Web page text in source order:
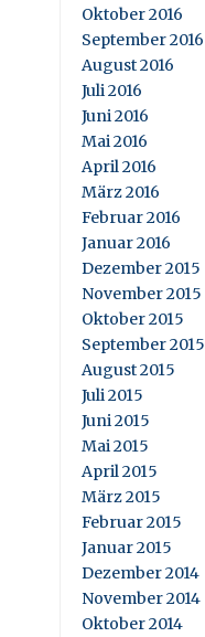
Oktober 2016
September 2016
August 2016
Juli 2016
Juni 2016
Mai 2016
April 2016
März 2016
Februar 2016
Januar 2016
Dezember 2015
November 2015
Oktober 2015
September 2015
August 2015
Juli 2015
Juni 2015
Mai 2015
April 2015
März 2015
Februar 2015
Januar 2015
Dezember 2014
November 2014
Oktober 2014